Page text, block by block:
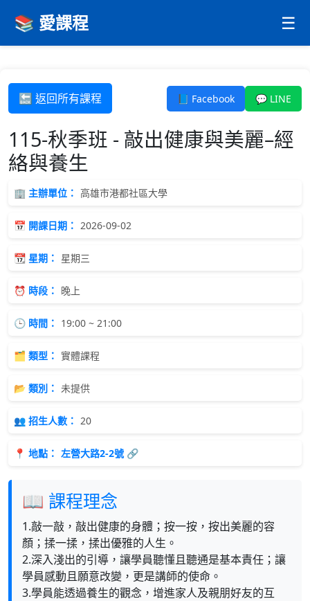
📚 愛課程 ☰
🔙 返回所有課程 📘 Facebook 💬 LINE
115-秋季班 - 敲出健康與美麗–經
絡與養生
🏢 主辦單位： 高雄市港都社區大學
📅 開課日期： 2026-09-02
📆 星期： 星期三
⏰ 時段： 晚上
🕒 時間： 19:00 ~ 21:00
🗂 類型： 實體課程
📂 類別： 未提供
👥 招生人數： 20
📍 地點： 左營大路2-2號 🔗
📖 課程理念
1.敲一敲，敲出健康的身體；按一按，按出美麗的容
顏；揉一揉，揉出優雅的人生。
2.深入淺出的引導，讓學員聽懂且聽通是基本責任；讓
學員感動且願意改變，更是講師的使命。
3.學員能透過養生的觀念，增進家人及親朋好友的互